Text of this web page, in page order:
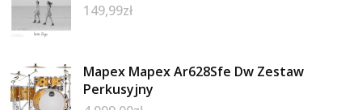
149,99zł
Mapex ‌Mapex Ar628Sfe Dw Zestaw
Perkusyjny